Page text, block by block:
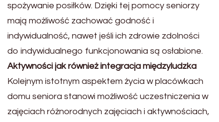
spożywanie posiłków. Dzięki tej pomocy seniorzy
mają możliwość zachować godność i
indywidualność, nawet jeśli ich zdrowie zdolności
do indywidualnego funkcjonowania są osłabione.
Aktywności jak również integracja międzyludzka
Kolejnym istotnym aspektem życia w placówkach
domu seniora stanowi możliwość uczestniczenia w
zajęciach różnorodnych zajęciach i aktywnościach,